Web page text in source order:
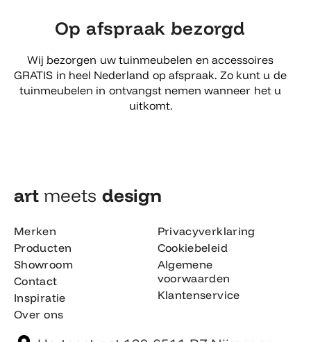
Op afspraak bezorgd
Wij bezorgen uw tuinmeubelen en accessoires
GRATIS in heel Nederland op afspraak. Zo kunt u de
tuinmeubelen in ontvangst nemen wanneer het u
uitkomt.
art meets design​
Merken
Producten
Showroom
Contact
Inspiratie
Over ons
Privacyverklaring
Cookiebeleid
Algemene
voorwaarden
Klantenservice